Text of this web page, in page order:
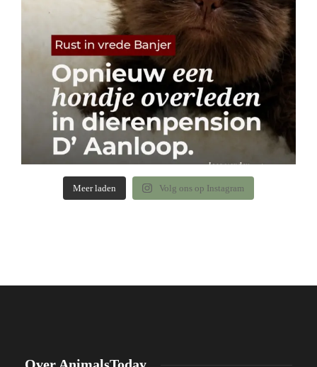
Meer laden Volg ons op Instagram